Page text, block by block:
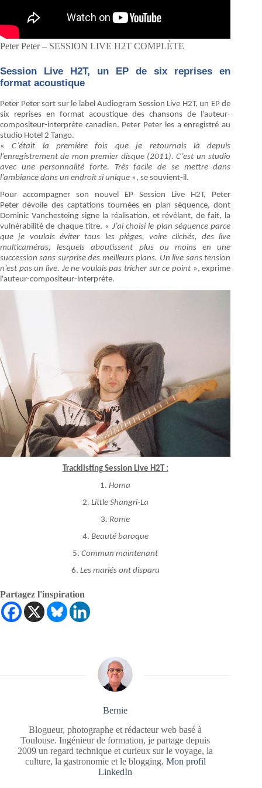
Peter Peter – SESSION LIVE H2T COMPLÈTE
Session Live H2T, un EP de six reprises en
format acoustique
Peter Peter sort sur le label Audiogram Session Live H2T, un EP de
six reprises en format acoustique des chansons de l’auteur-
compositeur-interprète canadien. Peter Peter les a enregistré au
studio Hotel 2 Tango.
«C’était la première fois que je retournais là depuis
l’enregistrement de mon premier disque (2011). C’est un studio
avec une personnalité forte. Très facile de se mettre dans
l’ambiance dans un endroit si unique », se souvient-il.
Pour accompagner son nouvel EP Session Live H2T, Peter
Peter dévoile des captations tournées en plan séquence, dont
Dominic Vanchesteing signe la réalisation, et révélant, de fait, la
vulnérabilité de chaque titre. « J’ai choisi le plan séquence parce
que je voulais éviter tous les pièges, voire clichés, des live
multicaméras, lesquels aboutissent plus ou moins en une
succession sans surprise des meilleurs plans. Un live sans tension
n’est pas un live. Je ne voulais pas tricher sur ce point», exprime
l'auteur-compositeur-interprète.
Tracklisting Session Live H2T :
1.Homa
2. Little Shangri-La
3.Rome
4. Beauté baroque
5.Commun maintenant
6. Les mariés ont disparu
Partagez l'inspiration
Bernie
Blogueur, photographe et rédacteur web basé à
Toulouse. Ingénieur de formation, je partage depuis
2009 un regard technique et curieux sur le voyage, la
culture, la gastronomie et le blogging. Mon profil
LinkedIn